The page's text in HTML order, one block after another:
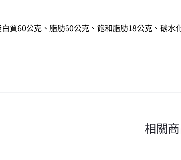
質60公克、脂肪60公克、飽和脂肪18公克、碳
相關